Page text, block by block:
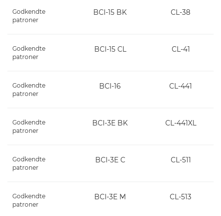
Godkendte
patroner
BCI-15 BK CL-38
Godkendte
patroner
BCI-15 CL CL-41
Godkendte
patroner
BCI-16 CL-441
Godkendte
patroner
BCI-3E BK CL-441XL
Godkendte
patroner
BCI-3E C CL-511
Godkendte
patroner
BCI-3E M CL-513